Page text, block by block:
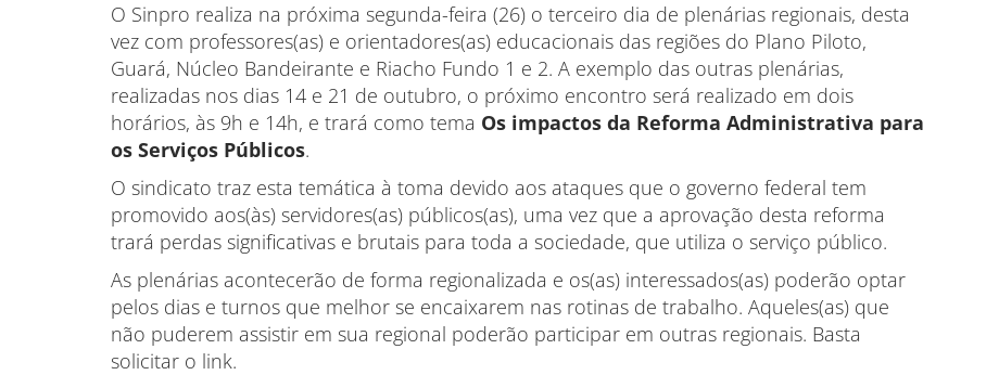
O Sinpro realiza na próxima segunda-feira (26) o terceiro dia de plenárias regionais, desta
vez com professores(as) e orientadores(as) educacionais das regiões do Plano Piloto,
Guará, Núcleo Bandeirante e Riacho Fundo 1 e 2. A exemplo das outras plenárias,
realizadas nos dias 14 e 21 de outubro, o próximo encontro será realizado em dois
horários, às 9h e 14h, e trará como tema Os impactos da Reforma Administrativa para
os Serviços Públicos.
O sindicato traz esta temática à toma devido aos ataques que o governo federal tem
promovido aos(às) servidores(as) públicos(as), uma vez que a aprovação desta reforma
trará perdas significativas e brutais para toda a sociedade, que utiliza o serviço público.
As plenárias acontecerão de forma regionalizada e os(as) interessados(as) poderão optar
pelos dias e turnos que melhor se encaixarem nas rotinas de trabalho. Aqueles(as) que
não puderem assistir em sua regional poderão participar em outras regionais. Basta
solicitar o link.